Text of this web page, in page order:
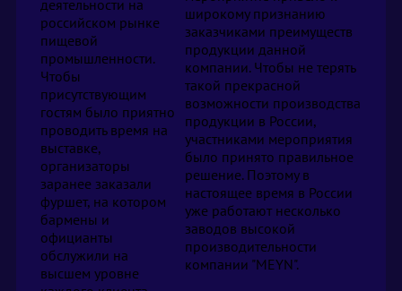
деятельности на
российском рынке
пищевой
промышленности.
Чтобы
присутствующим
гостям было приятно
проводить время на
выставке,
организаторы
заранее заказали
фуршет, на котором
бармены и
официанты
обслужили на
высшем уровне
широкому признанию
заказчиками преимуществ
продукции данной
компании. Чтобы не терять
такой прекрасной
возможности производства
продукции в России,
участниками мероприятия
было принято правильное
решение. Поэтому в
настоящее время в России
уже работают несколько
заводов высокой
производительности
компании "MEYN".